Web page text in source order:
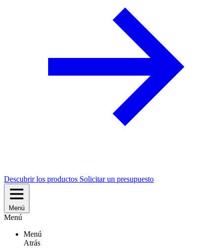
Descubrir los productos Solicitar un presupuesto
Menú
Menú
Menú
Atrás